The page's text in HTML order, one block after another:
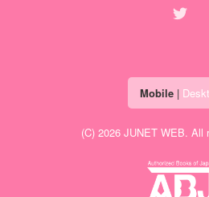
Mobile|
(C) 2026 JUNET WEB. All